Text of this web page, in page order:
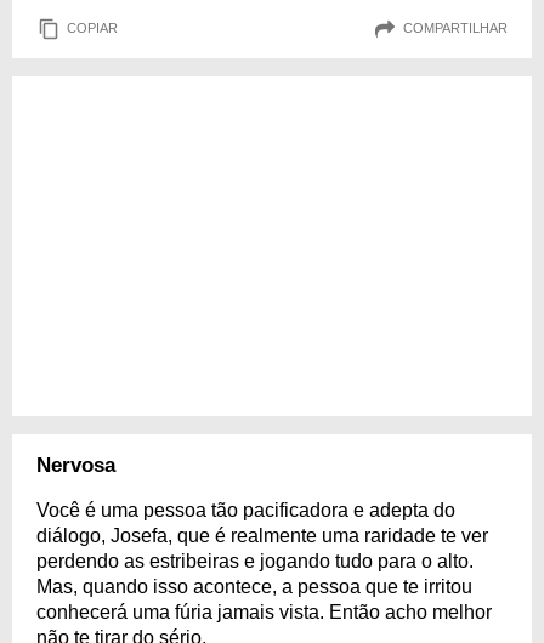
COPIAR COMPARTILHAR
Nervosa
Você é uma pessoa tão pacificadora e adepta do
diálogo, Josefa, que é realmente uma raridade te ver
perdendo as estribeiras e jogando tudo para o alto.
Mas, quando isso acontece, a pessoa que te irritou
conhecerá uma fúria jamais vista. Então acho melhor
não te tirar do sério.